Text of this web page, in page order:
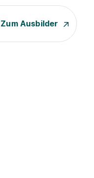
Zum Ausbilder